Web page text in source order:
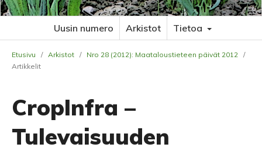
Uusin numero Arkistot Tietoa
Etusivu / Arkistot / Nro 28 (2012): Maataloustieteen päivät 2012 /
Artikkelit
CropInfra –
Tulevaisuuden